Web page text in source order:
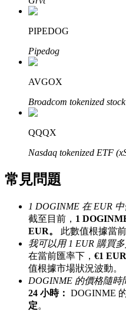
Bitrue
合夥人計劃
Bitrue渠道合伙人
最高達65%佣金！
PIPEDOG
Pipedog
AVGOX
Broadcom tokenized
QQQX
Nasdaq tokenized ETF
常見問題
1 DOGINME 在 EUR
截至目前， 1
EUR。
此數值根據當
我可以用 1 EUR 購買
在當前匯率下， €1
值根據市場狀況波動。
DOGINME 的價格隨時
24 小時： DOGINME
定。